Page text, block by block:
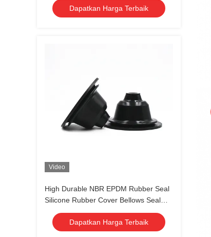
Dapatkan Harga Terbaik
Video
High Durable NBR EPDM Rubber Seal
Silicone Rubber Cover Bellows Seal
Mekanis
Dapatkan Harga Terbaik